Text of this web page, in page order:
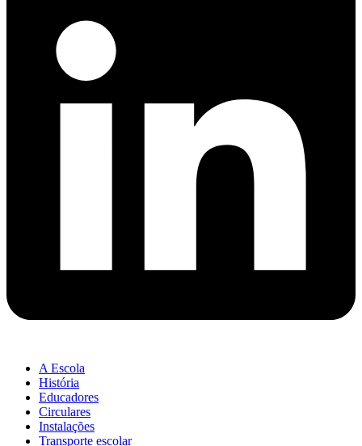
A Escola
História
Educadores
Circulares
Instalações
Transporte escolar